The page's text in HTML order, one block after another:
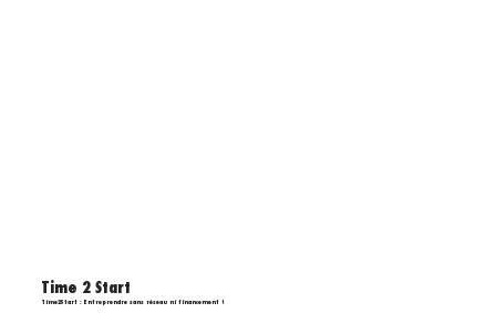
Time 2 Start
Time2Start : Entreprendre sans réseau ni financement !